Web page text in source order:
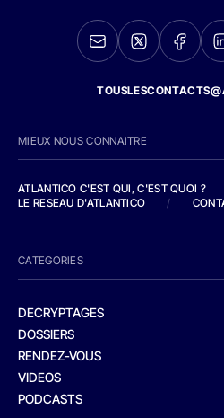
MIEUX NOUS CONNAITRE
ATLANTICO C'EST QUI, C'EST QUOI ?
LE RESEAU D'ATLANTICO
/
CATEGORIES
DECRYPTAGES
DOSSIERS
RENDEZ-VOUS
VIDEOS
PODCASTS